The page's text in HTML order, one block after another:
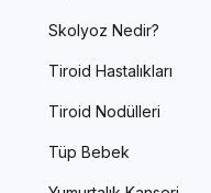
Skolyoz Nedir?
Tiroid Hastalıkları
Tiroid Nodülleri
Tüp Bebek